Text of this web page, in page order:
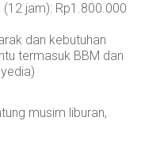
jam): Rp1.800.000
dan kebutuhan
termasuk BBM dan
musim liburan,